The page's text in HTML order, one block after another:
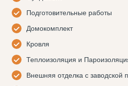
Подготовительные работы
Домокомплект
Кровля
Теплоизоляция и
Внешняя отделка с заводской